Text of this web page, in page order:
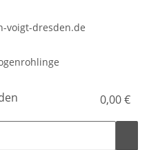
voigt-dresden.de
0,00 €